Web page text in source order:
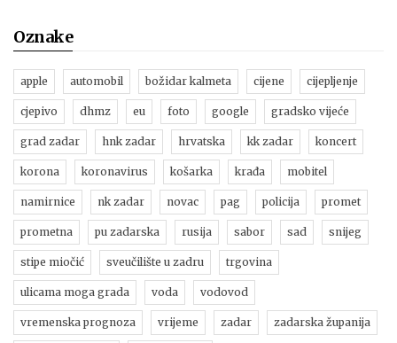
Oznake
apple automobil božidar kalmeta cijene cijepljenje
cjepivo dhmz eu foto google gradsko vijeće
grad zadar hnk zadar hrvatska kk zadar koncert
korona koronavirus košarka krađa mobitel
namirnice nk zadar novac pag policija promet
prometna pu zadarska rusija sabor sad snijeg
stipe miočić sveučilište u zadru trgovina
ulicama moga grada voda vodovod
vremenska prognoza vrijeme zadar zadarska županija